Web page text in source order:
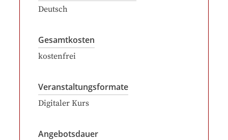
Deutsch
Gesamtkosten
kostenfrei
Veranstaltungsformate
Digitaler Kurs
Angebotsdauer